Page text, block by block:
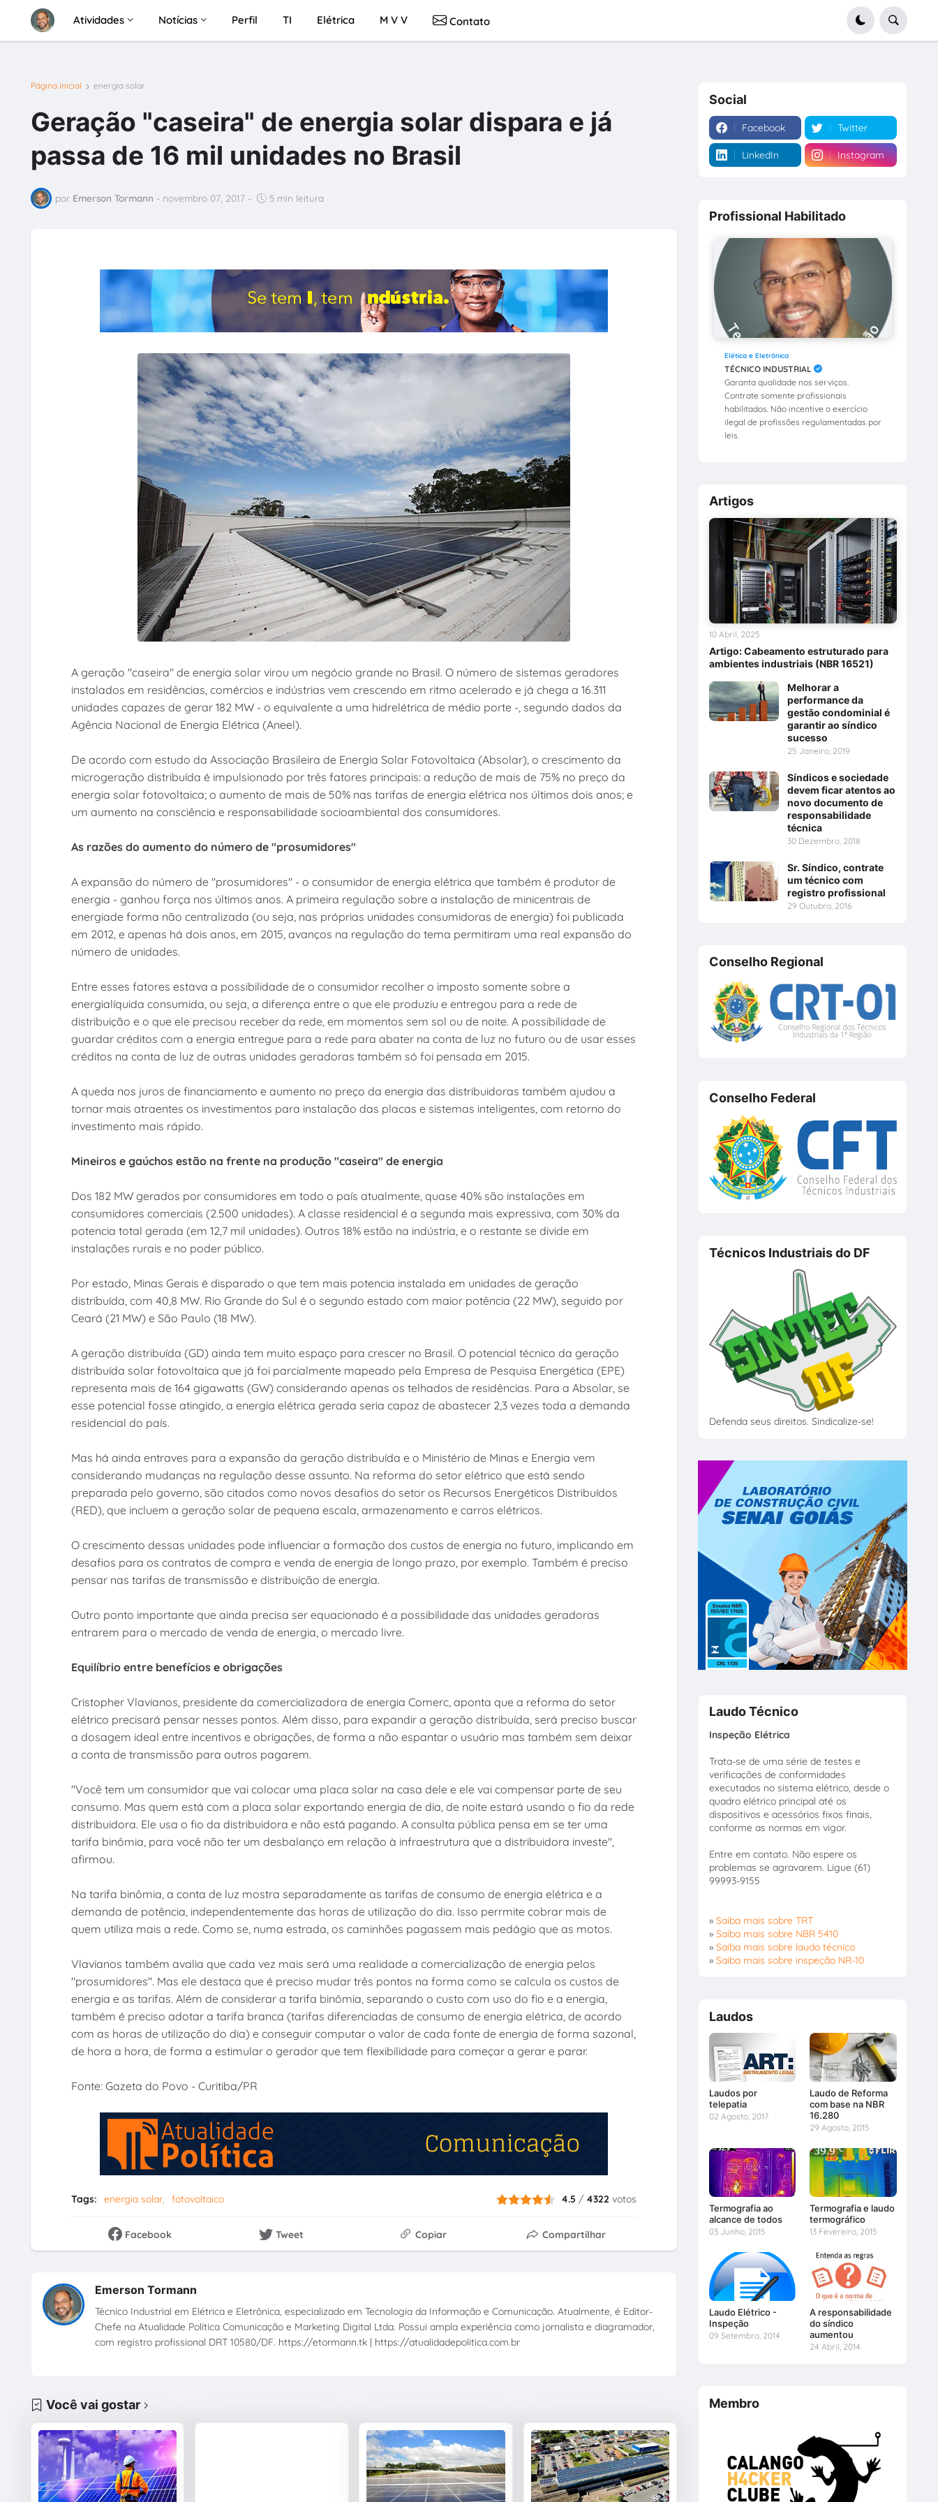
Atividades Notícias Perfil TI Elétrica M V V Contato
Página inicial energia solar
Geração "caseira" de energia solar dispara e já
passa de 16 mil unidades no Brasil
por Emerson Tormann - novembro 07, 2017 - 5 min leitura
A geração "caseira" de energia solar virou um negócio grande no Brasil. O número de sistemas geradores
instalados em residências, comércios e indústrias vem crescendo em ritmo acelerado e já chega a 16.311
unidades capazes de gerar 182 MW - o equivalente a uma hidrelétrica de médio porte -, segundo dados da
Agência Nacional de Energia Elétrica (Aneel).
De acordo com estudo da Associação Brasileira de Energia Solar Fotovoltaica (Absolar), o crescimento da
microgeração distribuída é impulsionado por três fatores principais: a redução de mais de 75% no preço da
energia solar fotovoltaica; o aumento de mais de 50% nas tarifas de energia elétrica nos últimos dois anos; e
um aumento na consciência e responsabilidade socioambiental dos consumidores.
As razões do aumento do número de "prosumidores"
A expansão do número de "prosumidores" - o consumidor de energia elétrica que também é produtor de
energia - ganhou força nos últimos anos. A primeira regulação sobre a instalação de minicentrais de
energiade forma não centralizada (ou seja, nas próprias unidades consumidoras de energia) foi publicada
em 2012, e apenas há dois anos, em 2015, avanços na regulação do tema permitiram uma real expansão do
número de unidades.
Entre esses fatores estava a possibilidade de o consumidor recolher o imposto somente sobre a
energialíquida consumida, ou seja, a diferença entre o que ele produziu e entregou para a rede de
distribuição e o que ele precisou receber da rede, em momentos sem sol ou de noite. A possibilidade de
guardar créditos com a energia entregue para a rede para abater na conta de luz no futuro ou de usar esses
créditos na conta de luz de outras unidades geradoras também só foi pensada em 2015.
A queda nos juros de financiamento e aumento no preço da energia das distribuidoras também ajudou a
tornar mais atraentes os investimentos para instalação das placas e sistemas inteligentes, com retorno do
investimento mais rápido.
Mineiros e gaúchos estão na frente na produção "caseira" de energia
Dos 182 MW gerados por consumidores em todo o país atualmente, quase 40% são instalações em
consumidores comerciais (2.500 unidades). A classe residencial é a segunda mais expressiva, com 30% da
potencia total gerada (em 12,7 mil unidades). Outros 18% estão na indústria, e o restante se divide em
instalações rurais e no poder público.
Por estado, Minas Gerais é disparado o que tem mais potencia instalada em unidades de geração
distribuída, com 40,8 MW. Rio Grande do Sul é o segundo estado com maior potência (22 MW), seguido por
Ceará (21 MW) e São Paulo (18 MW).
A geração distribuída (GD) ainda tem muito espaço para crescer no Brasil. O potencial técnico da geração
distribuída solar fotovoltaica que já foi parcialmente mapeado pela Empresa de Pesquisa Energética (EPE)
representa mais de 164 gigawatts (GW) considerando apenas os telhados de residências. Para a Absolar, se
esse potencial fosse atingido, a energia elétrica gerada seria capaz de abastecer 2,3 vezes toda a demanda
residencial do país.
Mas há ainda entraves para a expansão da geração distribuída e o Ministério de Minas e Energia vem
considerando mudanças na regulação desse assunto. Na reforma do setor elétrico que está sendo
preparada pelo governo, são citados como novos desafios do setor os Recursos Energéticos Distribuídos
(RED), que incluem a geração solar de pequena escala, armazenamento e carros elétricos.
O crescimento dessas unidades pode influenciar a formação dos custos de energia no futuro, implicando em
desafios para os contratos de compra e venda de energia de longo prazo, por exemplo. Também é preciso
pensar nas tarifas de transmissão e distribuição de energia.
Outro ponto importante que ainda precisa ser equacionado é a possibilidade das unidades geradoras
entrarem para o mercado de venda de energia, o mercado livre.
Equilíbrio entre benefícios e obrigações
Cristopher Vlavianos, presidente da comercializadora de energia Comerc, aponta que a reforma do setor
elétrico precisará pensar nesses pontos. Além disso, para expandir a geração distribuída, será preciso buscar
a dosagem ideal entre incentivos e obrigações, de forma a não espantar o usuário mas também sem deixar
a conta de transmissão para outros pagarem.
"Você tem um consumidor que vai colocar uma placa solar na casa dele e ele vai compensar parte de seu
consumo. Mas quem está com a placa solar exportando energia de dia, de noite estará usando o fio da rede
distribuidora. Ele usa o fio da distribuidora e não está pagando. A consulta pública pensa em se ter uma
tarifa binômia, para você não ter um desbalanço em relação à infraestrutura que a distribuidora investe",
afirmou.
Na tarifa binômia, a conta de luz mostra separadamente as tarifas de consumo de energia elétrica e a
demanda de potência, independentemente das horas de utilização do dia. Isso perrmite cobrar mais de
quem utiliza mais a rede. Como se, numa estrada, os caminhões pagassem mais pedágio que as motos.
Vlavianos também avalia que cada vez mais será uma realidade a comercialização de energia pelos
"prosumidores". Mas ele destaca que é preciso mudar três pontos na forma como se calcula os custos de
energia e as tarifas. Além de considerar a tarifa binômia, separando o custo com uso do fio e a energia,
também é preciso adotar a tarifa branca (tarifas diferenciadas de consumo de energia elétrica, de acordo
com as horas de utilização do dia) e conseguir computar o valor de cada fonte de energia de forma sazonal,
de hora a hora, de forma a estimular o gerador que tem flexibilidade para começar a gerar e parar.
Fonte: Gazeta do Povo - Curitiba/PR
Tags: energia solar fotovoltaico 4.5 / 4322 votos
Facebook Tweet Copiar Compartilhar
Emerson Tormann
Técnico Industrial em Elétrica e Eletrônica, especializado em Tecnologia da Informação e Comunicação. Atualmente, é Editor-
Chefe na Atualidade Política Comunicação e Marketing Digital Ltda. Possui ampla experiência como jornalista e diagramador,
com registro profissional DRT 10580/DF. https://etormann.tk | https://atualidadepolitica.com.br
Você vai gostar
Social
Facebook Twitter
LinkedIn Instagram
Profissional Habilitado
Elética e Eletrônica
TÉCNICO INDUSTRIAL
Garanta qualidade nos serviços.
Contrate somente profissionais
habilitados. Não incentive o exercício
ilegal de profissões regulamentadas por
leis.
Artigos
Artigo: Cabeamento estruturado para
ambientes industriais (NBR 16521)
10 Abril, 2025
Melhorar a
performance da
gestão condominial é
garantir ao síndico
sucesso
25 Janeiro, 2019
Síndicos e sociedade
devem ficar atentos ao
novo documento de
responsabilidade
técnica
30 Dezembro, 2018
Sr. Síndico, contrate
um técnico com
registro profissional
29 Outubro, 2016
Conselho Regional
Conselho Federal
Técnicos Industriais do DF
Defenda seus direitos. Sindicalize-se!
Laudo Técnico
Inspeção Elétrica
Trata-se de uma série de testes e
verificações de conformidades
executados no sistema elétrico, desde o
quadro elétrico principal até os
dispositivos e acessórios fixos finais,
conforme as normas em vigor.
Entre em contato. Não espere os
problemas se agravarem. Ligue (61)
99993-9155
» Saiba mais sobre TRT
» Saiba mais sobre NBR 5410
» Saiba mais sobre laudo técnico
» Saiba mais sobre inspeção NR-10
Laudos
Laudos por
telepatia
02 Agosto, 2017
Laudo de Reforma
com base na NBR
16.280
29 Agosto, 2015
Termografia ao
alcance de todos
03 Junho, 2015
Termografia e laudo
termográfico
13 Fevereiro, 2015
Laudo Elétrico -
Inspeção
09 Setembro, 2014
A responsabilidade
do síndico
aumentou
24 Abril, 2014
Membro